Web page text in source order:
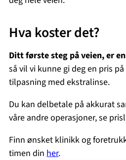
Hva koster det?
Ditt første steg på veien, er
så vil vi kunne gi deg en pris
tilpasning med ekstralinse.
Du kan delbetale på akkurat
våre andre operasjoner, se
Finn ønsket klinikk og
timen din her.